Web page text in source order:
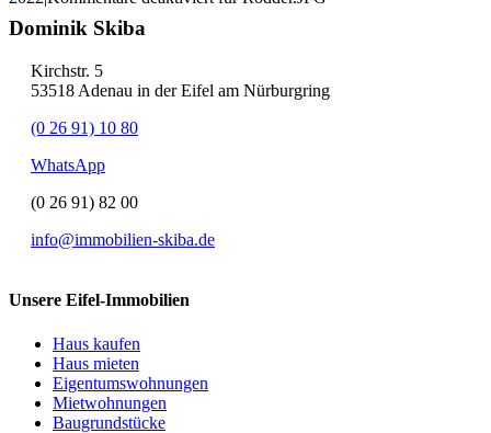
Dominik Skiba
Kirchstr. 5
53518 Adenau in der Eifel am Nürburgring
(0 26 91) 10 80
WhatsApp
(0 26 91) 82 00
info@immobilien-skiba.de
Unsere Eifel-Immobilien
Haus kaufen
Haus mieten
Eigentumswohnungen
Mietwohnungen
Baugrundstücke